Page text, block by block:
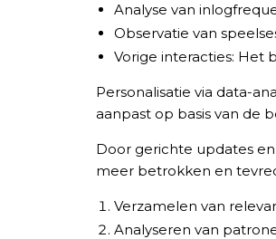
Analyse van
Observatie van
Vorige interacties: Het
Personalisatie via data-
aanpast op basis van de
Door gerichte updates
meer betrokken en
Verzamelen van
Analyseren van